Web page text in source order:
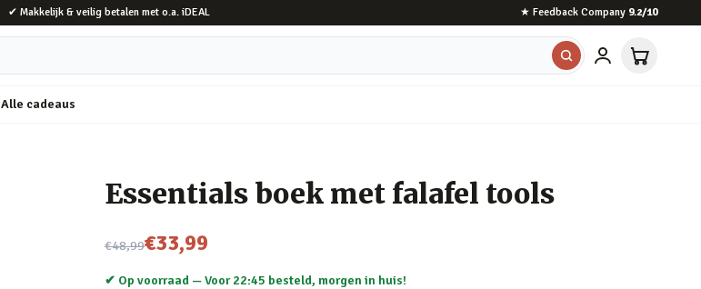
✔ Makkelijk & veilig betalen met o.a. iDEAL ★ Feedback Company 9.2/10
Alle cadeaus
Essentials boek met falafel tools
€48,99
Nu voor€33,99
✔ Op voorraad —Voor 22:45 besteld, morgen in huis!